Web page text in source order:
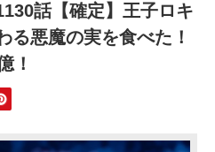
話【確定】王子ロキ
る悪魔の実を食べた！
！